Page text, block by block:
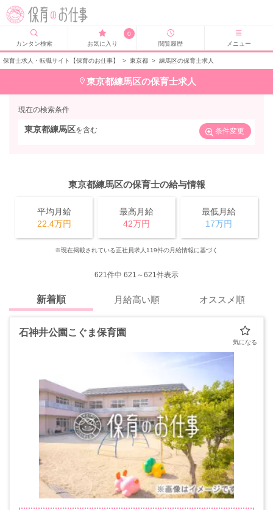
カンタン検索
0
お気に入り
閲覧履歴 メニュー
保育士求人・転職サイト【保育のお仕事】 > 東京都 > 練馬区の保育士求人
東京都練馬区の保育士求人
現在の検索条件
東京都練馬区を含む 条件変更
東京都練馬区の保育士の給与情報
平均月給
22.4万円
最高月給
42万円
最低月給
17万円
※現在掲載されている正社員求人119件の月給情報に基づく
621件中 621～621件表示
新着順 月給高い順 オススメ順
石神井公園こぐま保育園